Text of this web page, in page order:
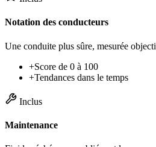
Notation des conducteurs
Une conduite plus sûre, mesurée
+Score de 0 à 100
+Tendances dans le temps
Inclus
Maintenance